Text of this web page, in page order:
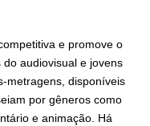
e promove o
audiovisual e jovens
metragens, disponíveis
por gêneros como
e animação. Há